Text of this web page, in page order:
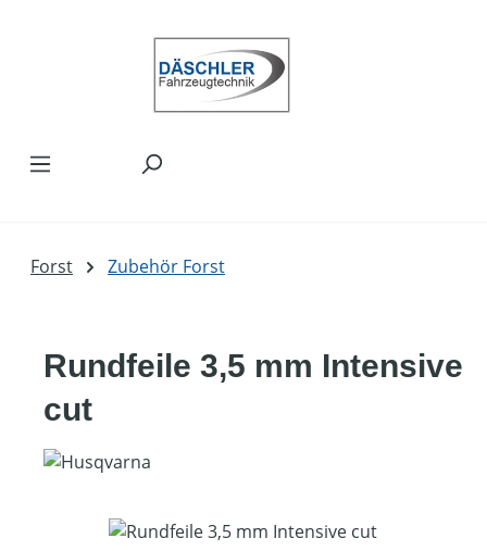
Forst Zubehör Forst
Rundfeile 3,5 mm Intensive
cut
Bildergalerie überspringen